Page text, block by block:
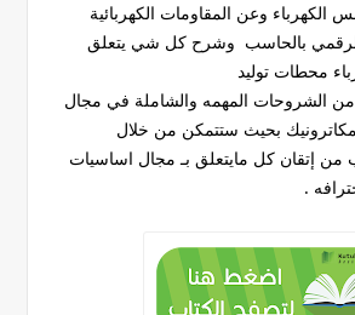
وعن المقاومات الكهربائية
بالحاسب وشرح كل شي يتعلق
محطات توليد
من الشروحات المهمه والشاملة في مجال
بحيث ستتمكن من خلال
من إتقان كل مايتعلق بـ مجال اساسيات
.